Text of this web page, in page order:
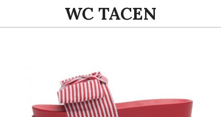
content
WC TACEN